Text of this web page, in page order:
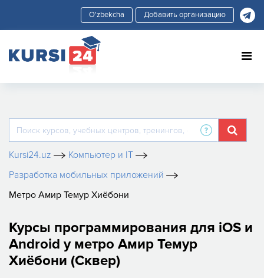
Добавить организацию
Kursi24.uz
Компьютер и IT
Разработка мобильных приложений
Метро Амир Темур Хиёбони
Курсы программирования для iOS и
Android у метро Амир Темур
Хиёбони (Сквер)